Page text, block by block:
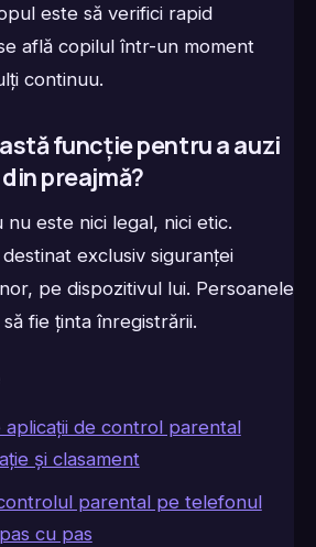
este să verifici rapid
află copilul într-un moment
continuu.
funcție pentru a auzi
preajmă?
este nici legal, nici etic.
exclusiv siguranței
pe dispozitivul lui. Persoanele
fie ținta înregistrării.
aplicații de control parental
și clasament
parental pe telefonul
cu pas